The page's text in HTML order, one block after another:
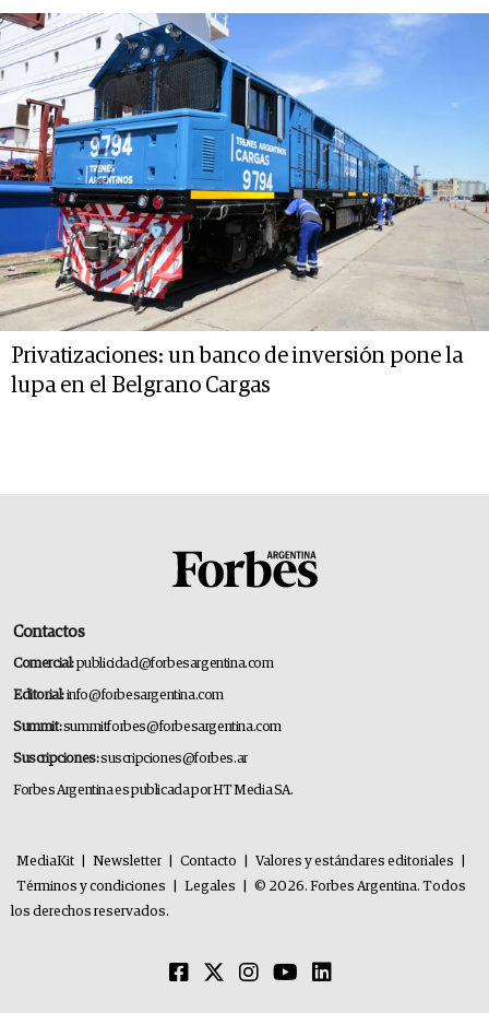
Privatizaciones: un banco de inversión pone la
lupa en el Belgrano Cargas
Contactos
Comercial:publicidad@forbesargentina.com
Editorial:info@forbesargentina.com
Summit:summitforbes@forbesargentina.com
Suscripciones:suscripciones@forbes.ar
Forbes Argentina es publicada por HT Media SA.
MediaKit Newsletter Contacto Valores y estándares editoriales
Términos y condiciones
Legales
© 2026. Forbes Argentina. Todos
los derechos reservados.